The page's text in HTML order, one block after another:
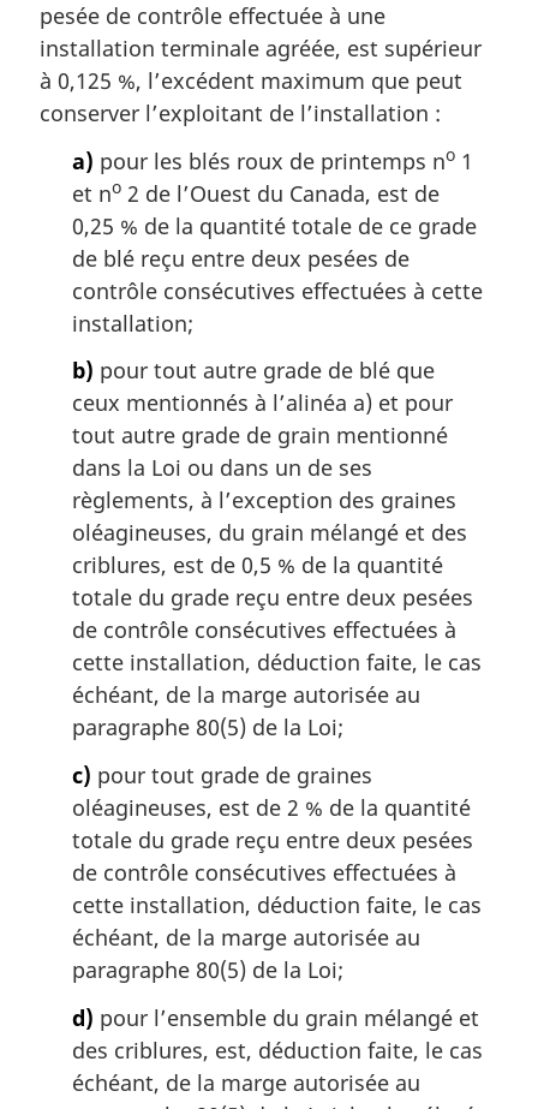
pesée de contrôle effectuée à une
installation terminale agréée, est supérieur
à 0,125 %, l’excédent maximum que peut
conserver l’exploitant de l’installation :
a) pour les blés roux de printemps no 1
et no 2 de l’Ouest du Canada, est de
0,25 % de la quantité totale de ce grade
de blé reçu entre deux pesées de
contrôle consécutives effectuées à cette
installation;
b) pour tout autre grade de blé que
ceux mentionnés à l’alinéa a) et pour
tout autre grade de grain mentionné
dans la Loi ou dans un de ses
règlements, à l’exception des graines
oléagineuses, du grain mélangé et des
criblures, est de 0,5 % de la quantité
totale du grade reçu entre deux pesées
de contrôle consécutives effectuées à
cette installation, déduction faite, le cas
échéant, de la marge autorisée au
paragraphe 80(5) de la Loi;
c) pour tout grade de graines
oléagineuses, est de 2 % de la quantité
totale du grade reçu entre deux pesées
de contrôle consécutives effectuées à
cette installation, déduction faite, le cas
échéant, de la marge autorisée au
paragraphe 80(5) de la Loi;
d) pour l’ensemble du grain mélangé et
des criblures, est, déduction faite, le cas
échéant, de la marge autorisée au